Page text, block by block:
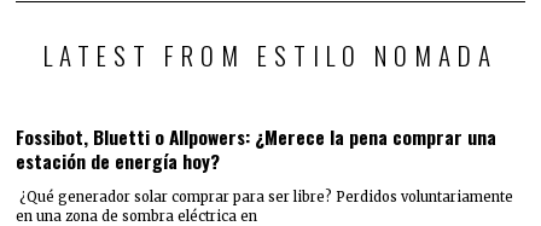
LATEST FROM ESTILO NOMADA
Fossibot, Bluetti o Allpowers: ¿Merece la pena comprar una
estación de energía hoy?
¿Qué generador solar comprar para ser libre? Perdidos voluntariamente
en una zona de sombra eléctrica en